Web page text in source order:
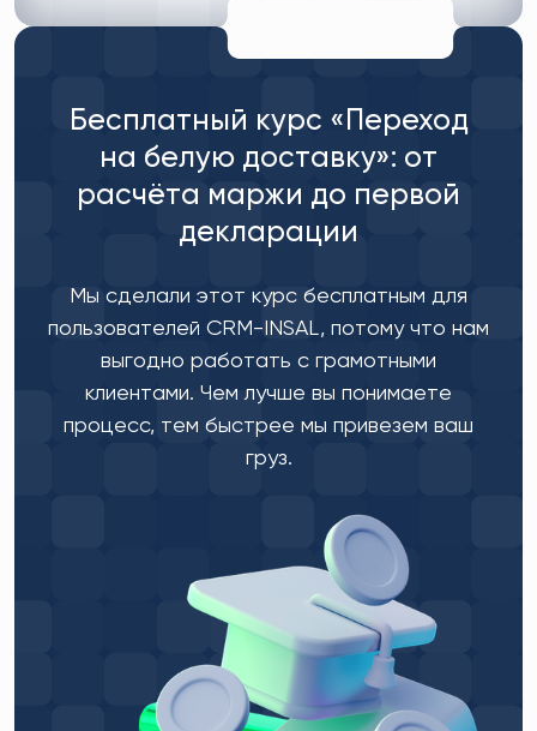
Бесплатный курс «Переход
на белую доставку»: от
расчёта маржи до первой
декларации
Мы сделали этот курс бесплатным для
пользователей CRM-INSAL, потому что нам
выгодно работать с грамотными
клиентами. Чем лучше вы понимаете
процесс, тем быстрее мы привезем ваш
груз.